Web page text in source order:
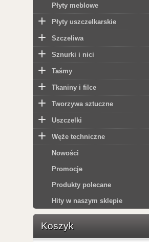
Płyty meblowe
Płyty uszczelkarskie
Szczeliwa
Sznurki i nici
Taśmy
Tkaniny i filce
Tworzywa sztuczne
Uszczelki
Węże techniczne
Nowości
Promocje
Produkty polecane
Hity w naszym sklepie
Koszyk